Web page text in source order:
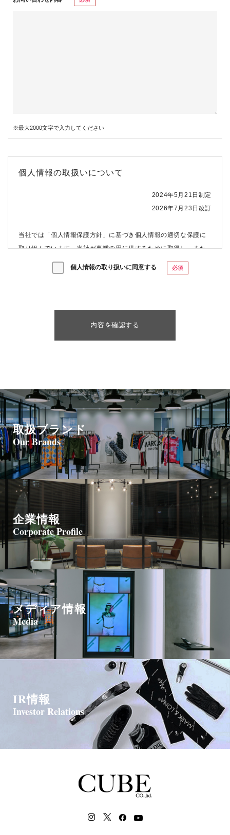
※最大2000文字で入力してください
個人情報の取扱いについて
2024年5月21日制定
2026年7月23日改訂
当社では「個人情報保護方針」に基づき個人情報の適切な保護に
取り組んでいます。当社が事業の用に供するために取得し、また
は保有する個人情報について、以下の通りお知らせいたします。
代表者 ：代表取締役 松村 智明
住所 ：東京都港区赤坂2-17-7 赤坂溜池タワー7階
個人情報保護管理者：取締役
電子メール ：privacy@cube-co.com
（３）個人情報の利用目的
お問合せいただいた内容に回答するために利用いたします。
（４）個人情報の取扱いの委託について
取得した個人情報の取扱いの全部又は、一部を委託することがあ
ります。
その場合には、当社において最善の考慮を行います。
この場合、個人情報を適切に取り扱っていると認められる委託先
を選定し、契約等において個人情報の適正管理・機密保持などに
よりお客様の個人情報の漏洩防止に必要な事項を取決め、適切な
管理を実施させます。
（５） 個人情報を与えなかった場合に生じる結果
個人情報を与えることは任意です。
ただし、ご提供いただけない場合は、商品購入、各種サービスの
提供およびお問い合わせ対応等が適切に行えない場合がありま
す。
（６） 個人情報の第三者提供および外国にある第三者への個人デ
本お問い合わせにおいて取得した個人情報について、当社は、法
令に基づく場合を除き、本人の同意なく第三者（外国にある第三
者を含みます）に提供することはありません。
クッキーやWebビーコン等を用いるなどして、本人が容易に認識
できない方法による個人情報の取得を行っております。
する小さな情報ファイルのことをいい、Webページの内容やご提
必須
個人情報の取り扱いに同意する
取扱ブランド
Our Brands
企業情報
Corporate Profile
メディア情報
Media
IR情報
Investor Relations